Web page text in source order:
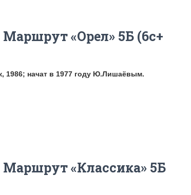
«Орел» 5Б (6с+
1986; начат в 1977 году Ю.Лишаёвым.
«Классика» 5Б